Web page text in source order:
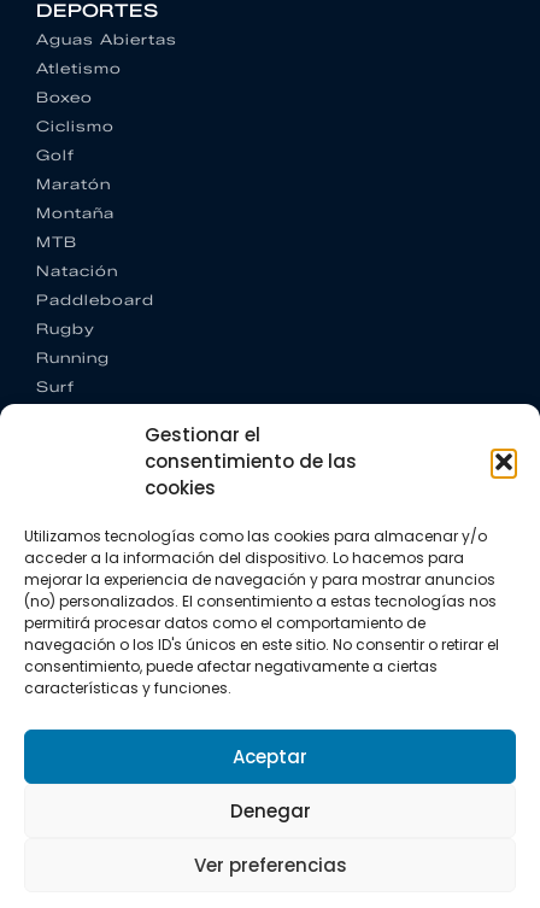
Gestionar el
consentimiento de las
cookies
Utilizamos tecnologías como las cookies para almacenar y/o
acceder a la información del dispositivo. Lo hacemos para
mejorar la experiencia de navegación y para mostrar anuncios
(no) personalizados. El consentimiento a estas tecnologías nos
permitirá procesar datos como el comportamiento de
navegación o los ID's únicos en este sitio. No consentir o retirar el
consentimiento, puede afectar negativamente a ciertas
características y funciones.
Aceptar
Denegar
Ver preferencias
DEPORTES
Aguas Abiertas
Atletismo
Boxeo
Ciclismo
Golf
Maratón
Montaña
MTB
Natación
Paddleboard
Rugby
Running
Surf
CONTACTO
+34 662 342 177
info@vkssport.com
SÍGUENOS
Política de privacidad
Política de cookies
Todos los derechos resevados.